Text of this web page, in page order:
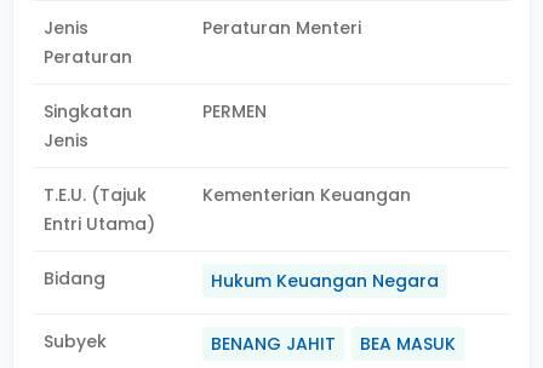
Jenis
Peraturan
Peraturan Menteri
Singkatan
Jenis
PERMEN
T.E.U. (Tajuk
Entri Utama)
Kementerian Keuangan
Bidang Hukum Keuangan Negara
Subyek BENANG JAHIT
BEA MASUK